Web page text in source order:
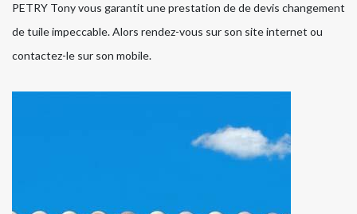
PETRY Tony vous garantit une prestation de de devis changement
de tuile impeccable. Alors rendez-vous sur son site internet ou
contactez-le sur son mobile.